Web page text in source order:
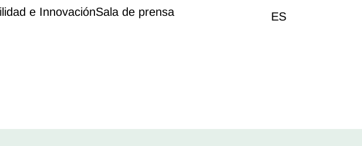
e InnovaciónSala de prensa ES